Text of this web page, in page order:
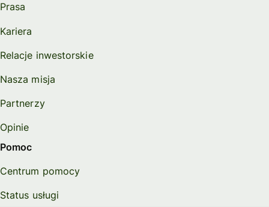
Prasa
Kariera
Relacje inwestorskie
Nasza misja
Partnerzy
Opinie
Pomoc
Centrum pomocy
Status usługi